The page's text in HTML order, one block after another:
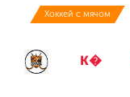
Хоккей с мячом
К�